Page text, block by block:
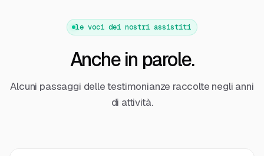
le voci dei nostri assistiti
Anche in parole.
Alcuni passaggi delle testimonianze raccolte negli anni
di attività.